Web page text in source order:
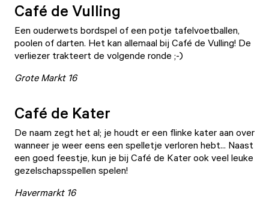
Café de Vulling
Een ouderwets bordspel of een potje tafelvoetballen,
poolen of darten. Het kan allemaal bij Café de Vulling! De
verliezer trakteert de volgende ronde ;-)
Grote Markt 16
Café de Kater
De naam zegt het al; je houdt er een flinke kater aan over
wanneer je weer eens een spelletje verloren hebt... Naast
een goed feestje, kun je bij Café de Kater ook veel leuke
gezelschapsspellen spelen!
Havermarkt 16